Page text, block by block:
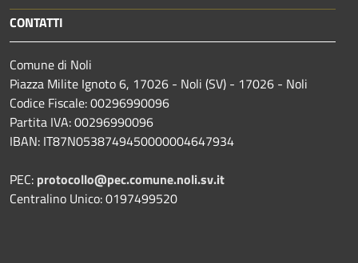
CONTATTI
Comune di Noli
Piazza Milite Ignoto 6, 17026 - Noli (SV) - 17026 - Noli
Codice Fiscale: 00296990096
Partita IVA: 00296990096
IBAN: IT87N0538749450000004647934
PEC: protocollo@pec.comune.noli.sv.it
Centralino Unico: 0197499520